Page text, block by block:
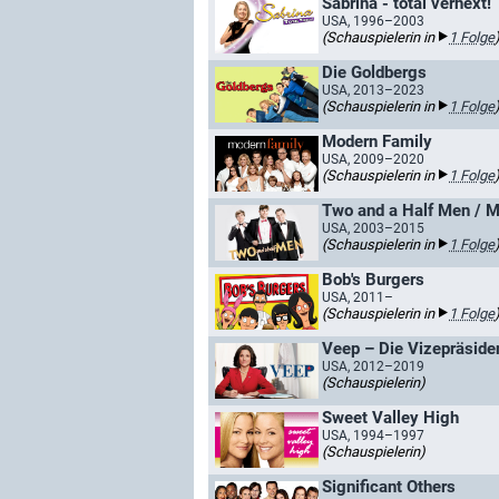
USA, 1996–2003
(Schauspielerin in 1 Folge)
Die Goldbergs
USA, 2013–2023
(Schauspielerin in 1 Folge)
Modern Family
USA, 2009–2020
(Schauspielerin in 1 Folge)
Two and a Half Men /
USA, 2003–2015
(Schauspielerin in 1 Folge)
Bob's Burgers
USA, 2011–
(Schauspielerin in 1 Folge)
Veep – Die
USA, 2012–2019
(Schauspielerin)
Sweet Valley High
USA, 1994–1997
(Schauspielerin)
Significant Others